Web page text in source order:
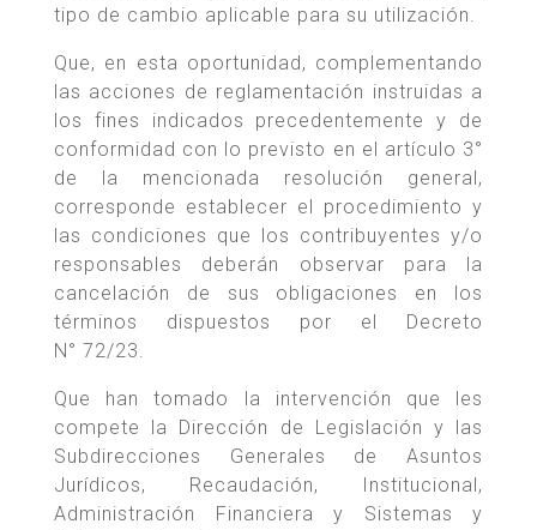
tipo de cambio aplicable para su utilización.
Que, en esta oportunidad, complementando
las acciones de reglamentación instruidas a
los fines indicados precedentemente y de
conformidad con lo previsto en el artículo 3°
de la mencionada resolución general,
corresponde establecer el procedimiento y
las condiciones que los contribuyentes y/o
responsables deberán observar para la
cancelación de sus obligaciones en los
términos dispuestos por el Decreto
N° 72/23.
Que han tomado la intervención que les
compete la Dirección de Legislación y las
Subdirecciones Generales de Asuntos
Jurídicos, Recaudación, Institucional,
Administración Financiera y Sistemas y